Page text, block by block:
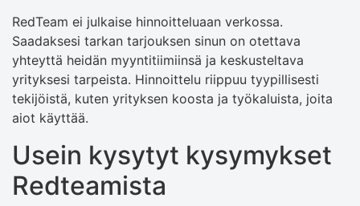
RedTeam ei julkaise hinnoitteluaan verkossa.
Saadaksesi tarkan tarjouksen sinun on otettava
yhteyttä heidän myyntitiimiinsä ja keskusteltava
yrityksesi tarpeista. Hinnoittelu riippuu tyypillisesti
tekijöistä, kuten yrityksen koosta ja työkaluista, joita
aiot käyttää.
Usein kysytyt kysymykset
Redteamista